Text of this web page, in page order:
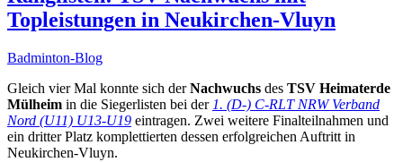
Topleistungen in Neukirchen-Vluyn
Badminton-Blog
Gleich vier Mal konnte sich derNachwuchs des TSV Heimaterde
Mülheim in die Siegerlisten bei der 1. (D-) C-RLT NRW Verband
Nord (U11) U13-U19 eintragen. Zwei weitere Finalteilnahmen und
ein dritter Platz komplettierten dessen erfolgreichen Auftritt in
Neukirchen-Vluyn.